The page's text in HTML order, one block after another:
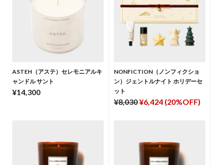
ASTEH（アステ）セレモニアルキ
ャンドル サント
¥14,300
NONFICTION（ノンフィクショ
ン）ジェントルナイト ホリデーセ
ット
¥8,030¥6,424 (20%OFF)